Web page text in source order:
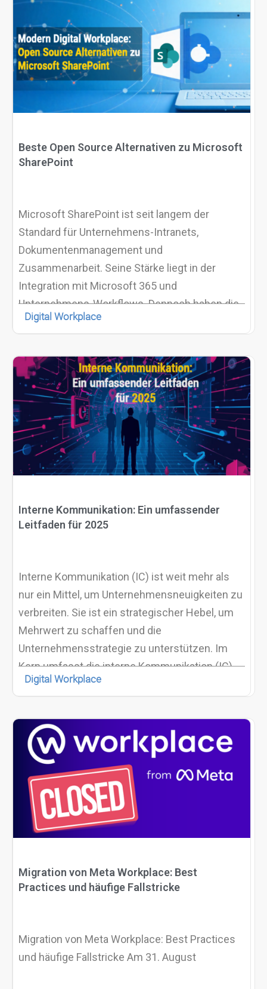
binden und digitale Tools sowie KI nutzen, um
Produktivität und Innovation zu steigern.
Beste Open Source Alternativen zu Microsoft
SharePoint
Microsoft SharePoint ist seit langem der
Standard für Unternehmens-Intranets,
Dokumentenmanagement und
Zusammenarbeit. Seine Stärke liegt in der
Integration mit Microsoft 365 und
Unternehmens-Workflows. Dennoch haben die
geschlossene Architektur von SharePoint, die
Organisationen dazu veranlasst, Open-Source-
Alternativen in Betracht zu ziehen.
Digital Workplace
Interne Kommunikation: Ein umfassender
Leitfaden für 2025
Interne Kommunikation (IC) ist weit mehr als
nur ein Mittel, um Unternehmensneuigkeiten zu
verbreiten. Sie ist ein strategischer Hebel, um
Mehrwert zu schaffen und die
Unternehmensstrategie zu unterstützen. Im
Kern umfasst die interne Kommunikation (IC)
die Systeme und Methoden, mit denen
gemeinsam genutzt und die kulturellen Werte
eines Unternehmens vermittelt und verstanden
werden.
Digital Workplace
Migration von Meta Workplace: Best
Practices und häufige Fallstricke
Migration von Meta Workplace: Best Practices
und häufige Fallstricke Am 31. August